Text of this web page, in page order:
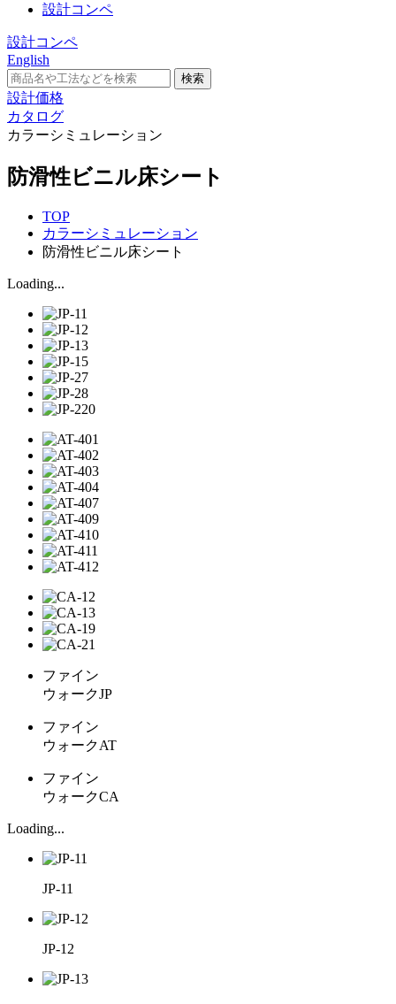
設計コンペ
設計コンペ
English
設計価格
カタログ
カラーシミュレーション
防滑性ビニル床シート
TOP
カラーシミュレーション
防滑性ビニル床シート
Loading...
ファイン
ウォークJP
ファイン
ウォークAT
ファイン
ウォークCA
Loading...
JP-11
JP-12